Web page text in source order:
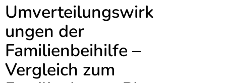
Umverteilungswirk
ungen der
Familienbeihilfe –
Vergleich zum